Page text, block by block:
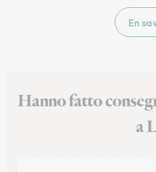
En
Hanno fatto
a